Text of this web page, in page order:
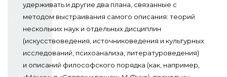
удерживать и другие два плана, связанные с
методом выстраивания самого описания: теорий
нескольких наук и отдельных дисциплин
(искусствоведения, источниковедения и культурных
исследований, психоанализа, литературоведения)
и описаний философского порядка (как, например,